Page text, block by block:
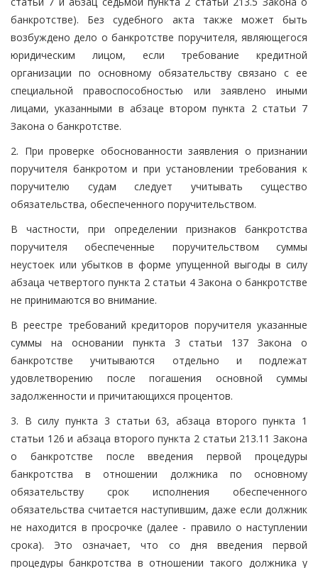
банкротстве). Без судебного акта также может быть
возбуждено дело о банкротстве поручителя, являющегося
юридическим лицом, если требование кредитной
организации по основному обязательству связано с ее
специальной правоспособностью или заявлено иными
лицами, указанными в абзаце втором пункта 2 статьи 7
Закона о банкротстве.
2. При проверке обоснованности заявления о признании
поручителя банкротом и при установлении требования к
поручителю судам следует учитывать существо
обязательства, обеспеченного поручительством.
В частности, при определении признаков банкротства
поручителя обеспеченные поручительством суммы
неустоек или убытков в форме упущенной выгоды в силу
абзаца четвертого пункта 2 статьи 4 Закона о банкротстве
не принимаются во внимание.
В реестре требований кредиторов поручителя указанные
суммы на основании пункта 3 статьи 137 Закона о
банкротстве учитываются отдельно и подлежат
удовлетворению после погашения основной суммы
задолженности и причитающихся процентов.
3. В силу пункта 3 статьи 63, абзаца второго пункта 1
статьи 126 и абзаца второго пункта 2 статьи 213.11 Закона
о банкротстве после введения первой процедуры
банкротства в отношении должника по основному
обязательству срок исполнения обеспеченного
обязательства считается наступившим, даже если должник
не находится в просрочке (далее - правило о наступлении
срока). Это означает, что со дня введения первой
процедуры банкротства в отношении такого должника у